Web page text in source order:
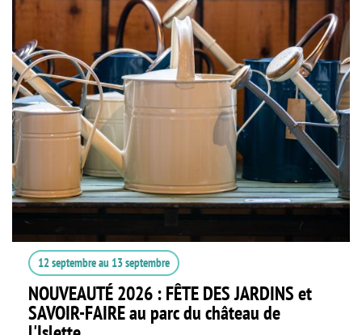
12 septembreau 13 septembre
NOUVEAUTÉ 2026 : FÊTE DES JARDINS et
SAVOIR-FAIRE au parc du château de